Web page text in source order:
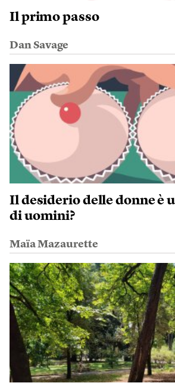
Il primo passo
Dan Savage
Il desiderio delle donne è
di uomini?
Maïa Mazaurette